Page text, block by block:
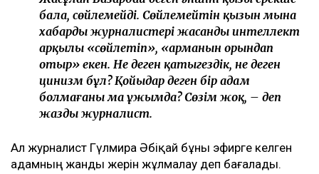
бала, сөйлемейді. Сөйлемейтін қызын мына
хабардың журналистері жасанды интеллект
арқылы «сөйлетіп», «арманын орындап
отыр» екен. Не деген қатыгездік, не деген
цинизм бұл? Қойыңдар деген бір адам
болмағаны ма ұжымда? Сөзім жоқ, – деп
жазды журналист.
Ал журналист Гүлмира Әбіқай бұны эфирге келген
адамның жанды жерін жұлмалау деп бағалады.